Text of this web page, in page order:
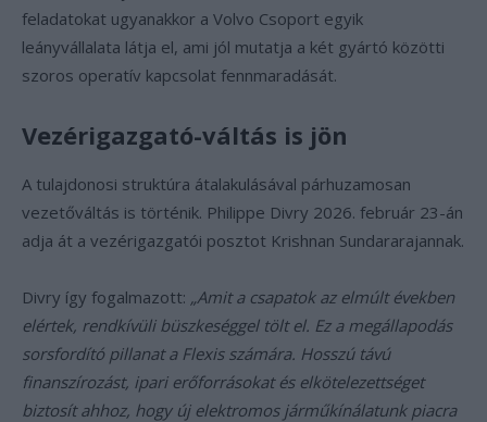
feladatokat ugyanakkor a Volvo Csoport egyik
leányvállalata látja el, ami jól mutatja a két gyártó közötti
szoros operatív kapcsolat fennmaradását.
Vezérigazgató-váltás is jön
A tulajdonosi struktúra átalakulásával párhuzamosan
vezetőváltás is történik. Philippe Divry 2026. február 23-án
adja át a vezérigazgatói posztot Krishnan Sundararajannak.
Divry így fogalmazott: „Amit a csapatok az elmúlt években
elértek, rendkívüli büszkeséggel tölt el. Ez a megállapodás
sorsfordító pillanat a Flexis számára. Hosszú távú
finanszírozást, ipari erőforrásokat és elkötelezettséget
biztosít ahhoz, hogy új elektromos járműkínálatunk piacra